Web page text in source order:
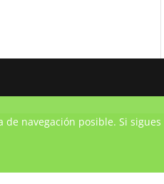
navegación posible. Si